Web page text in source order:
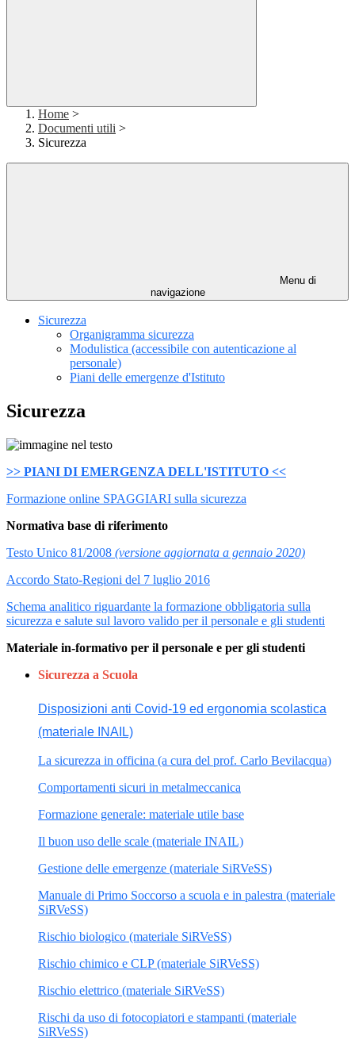
Home >
Documenti utili >
Sicurezza
Menu di
navigazione
Sicurezza
Organigramma sicurezza
Modulistica (accessibile con autenticazione al
personale)
Piani delle emergenze d'Istituto
Sicurezza
>> PIANI DI EMERGENZA DELL'ISTITUTO <<
Formazione online SPAGGIARI sulla sicurezza
Normativa base di riferimento
Testo Unico 81/2008 (versione aggiornata a gennaio 2020)
Accordo Stato-Regioni del 7 luglio 2016
Schema analitico riguardante la formazione obbligatoria sulla
sicurezza e salute sul lavoro valido per il personale e gli studenti
Materiale in-formativo per il personale e per gli studenti
Sicurezza a Scuola
Disposizioni anti Covid-19 ed ergonomia scolastica
(materiale INAIL)
La sicurezza in officina (a cura del prof. Carlo Bevilacqua)
Comportamenti sicuri in metalmeccanica
Formazione generale: materiale utile base
Il buon uso delle scale (materiale INAIL)
Gestione delle emergenze (materiale SiRVeSS)
Manuale di Primo Soccorso a scuola e in palestra (materiale
SiRVeSS)
Rischio biologico (materiale SiRVeSS)
Rischio chimico e CLP (materiale SiRVeSS)
Rischio elettrico (materiale SiRVeSS)
Rischi da uso di fotocopiatori e stampanti (materiale
SiRVeSS)